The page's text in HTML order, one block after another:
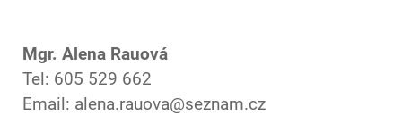
Mgr. Alena Rauová
Tel: 605 529 662
Email: alena.rauova@seznam.cz